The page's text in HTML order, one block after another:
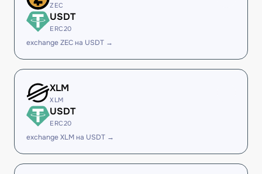
ZEC
USDT
ERC20
exchange ZEC на USDT →
XLM
XLM
USDT
ERC20
exchange XLM на USDT →